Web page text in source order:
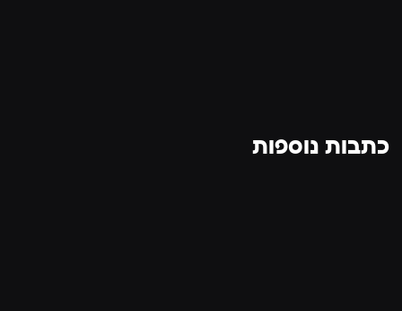
כתבות נוספות